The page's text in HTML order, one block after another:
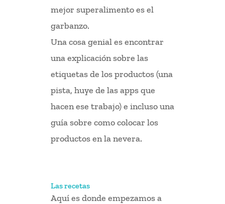
mejor superalimento es el
garbanzo.
Una cosa genial es encontrar
una explicación sobre las
etiquetas de los productos (una
pista, huye de las apps que
hacen ese trabajo) e incluso una
guía sobre como colocar los
productos en la nevera.
Las recetas
Aquí es donde empezamos a